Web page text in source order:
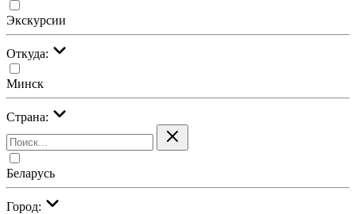
Экскурсии
Откуда:
Минск
Страна:
Беларусь
Город: